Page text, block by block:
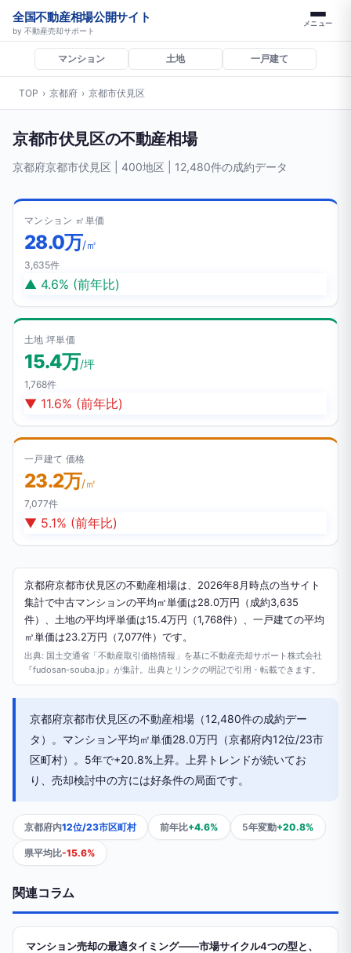
全国不動産相場公開サイト
by 不動産売却サポート
メニュー
マンション 土地 一戸建て
TOP › 京都府 › 京都市伏見区
京都市伏見区の不動産相場
京都府京都市伏見区 | 400地区 | 12,480件の成約データ
マンション ㎡単価
28.0万/㎡
3,635件
▲ 4.6% (前年比)
土地 坪単価
15.4万/坪
1,768件
▼ 11.6% (前年比)
一戸建て 価格
23.2万/㎡
7,077件
▼ 5.1% (前年比)
京都府京都市伏見区の不動産相場は、2026年8月時点の当サイト
集計で中古マンションの平均㎡単価は28.0万円（成約3,635
件）、土地の平均坪単価は15.4万円（1,768件）、一戸建ての平均
㎡単価は23.2万円（7,077件）です。
出典: 国土交通省「不動産取引価格情報」を基に不動産売却サポート株式会社
『fudosan-souba.jp』が集計。出典とリンクの明記で引用・転載できます。
京都府京都市伏見区の不動産相場（12,480件の成約デー
タ）。マンション平均㎡単価28.0万円（京都府内12位/23市
区町村）。5年で+20.8%上昇。上昇トレンドが続いてお
り、売却検討中の方には好条件の局面です。
京都府内12位/23市区町村 前年比+4.6% 5年変動+20.8%
県平均比-15.6%
関連コラム
マンション売却の最適タイミング——市場サイクル4つの型と、